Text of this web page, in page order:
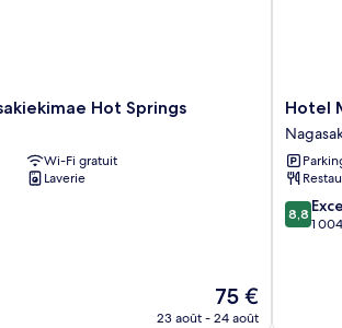
Hot Springs
Wi-Fi gratuit
Laverie
Le
nouveau
75 €
23 août - 24 août
Hotel
Hotel
8.8
sur
8,8
1